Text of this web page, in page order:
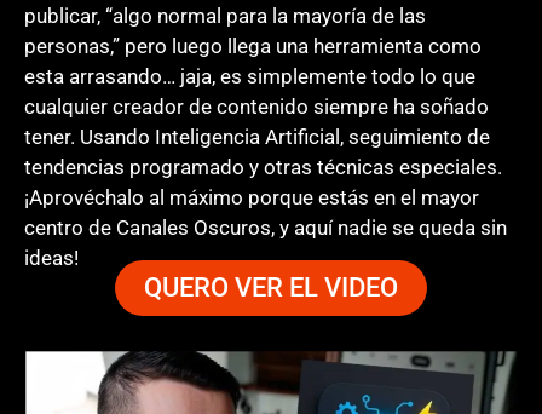
publicar, “algo normal para la mayoría de las
personas,” pero luego llega una herramienta como
esta arrasando… jaja, es simplemente todo lo que
cualquier creador de contenido siempre ha soñado
tener. Usando Inteligencia Artificial, seguimiento de
tendencias programado y otras técnicas especiales.
¡Aprovéchalo al máximo porque estás en el mayor
centro de Canales Oscuros, y aquí nadie se queda sin
ideas!
QUERO VER EL VIDEO